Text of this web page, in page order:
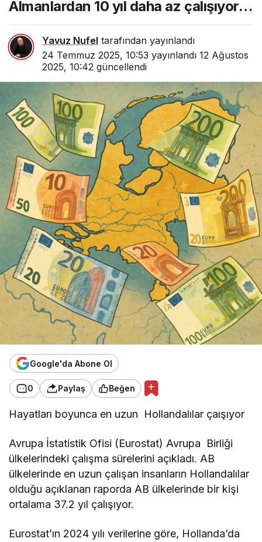
Almanlardan 10 yıl daha az çalışıyor…
Yavuz Nufel tarafından yayınlandı
24 Temmuz 2025, 10:53 yayınlandı 12 Ağustos
2025, 10:42 güncellendi
Google'da Abone Ol
0 Paylaş Beğen
Hayatları boyunca en uzun Hollandalılar çaışıyor
Avrupa İstatistik Ofisi (Eurostat) Avrupa Birliği
ülkelerindeki çalışma sürelerini açıkladı. AB
ülkelerinde en uzun çalışan insanların Hollandalılar
olduğu açıklanan raporda AB ülkelerinde bir kişi
ortalama 37.2 yıl çalışıyor.
Eurostat’ın 2024 yılı verilerine göre, Hollanda’da